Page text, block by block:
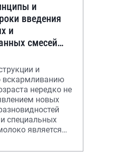
и
введения
и
смесей
и
вскармливанию
нередко не
новых
специальных
является